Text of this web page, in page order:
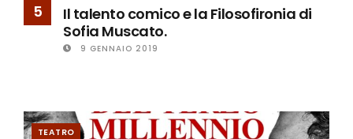
5
Il talento comico e la Filosofironia di
Sofia Muscato.
9 GENNAIO 2019
TEATRO